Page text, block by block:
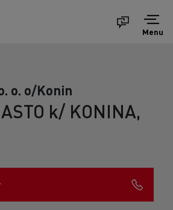
Menu
o. o/Konin
k/ KONINA,